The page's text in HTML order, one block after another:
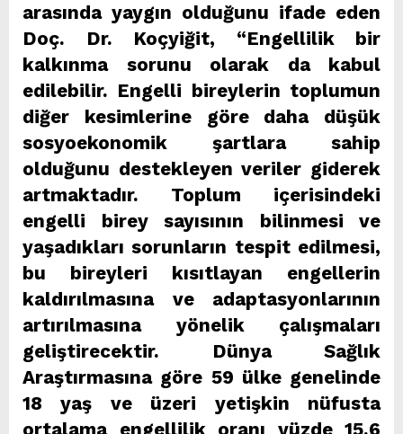
arasında yaygın olduğunu ifade eden
Doç. Dr. Koçyiğit, “Engellilik bir
kalkınma sorunu olarak da kabul
edilebilir. Engelli bireylerin toplumun
diğer kesimlerine göre daha düşük
sosyoekonomik şartlara sahip
olduğunu destekleyen veriler giderek
artmaktadır. Toplum içerisindeki
engelli birey sayısının bilinmesi ve
yaşadıkları sorunların tespit edilmesi,
bu bireyleri kısıtlayan engellerin
kaldırılmasına ve adaptasyonlarının
artırılmasına yönelik çalışmaları
geliştirecektir. Dünya Sağlık
Araştırmasına göre 59 ülke genelinde
18 yaş ve üzeri yetişkin nüfusta
ortalama engellilik oranı yüzde 15.6